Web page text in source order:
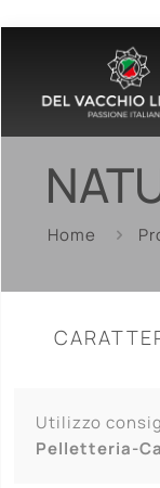
Home
Utilizzo
Pelletteria-